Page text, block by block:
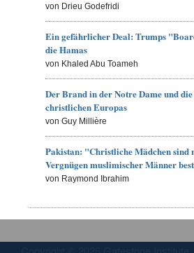
von Drieu Godefridi
Ein gefährlicher Deal: Trumps
die Hamas
von Khaled Abu Toameh
Der Brand in der Notre Dame und
christlichen Europas
von Guy Millière
Pakistan: "Christliche Mädchen sind
Vergnügen muslimischer Männer
von Raymond Ibrahim